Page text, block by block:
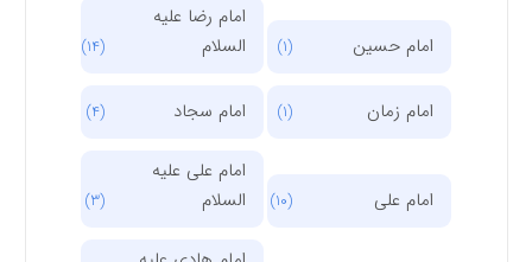
امام حسین
امام رضا علیه
السلام
امام زمان امام سجاد
امام علی
امام علی علیه
السلام